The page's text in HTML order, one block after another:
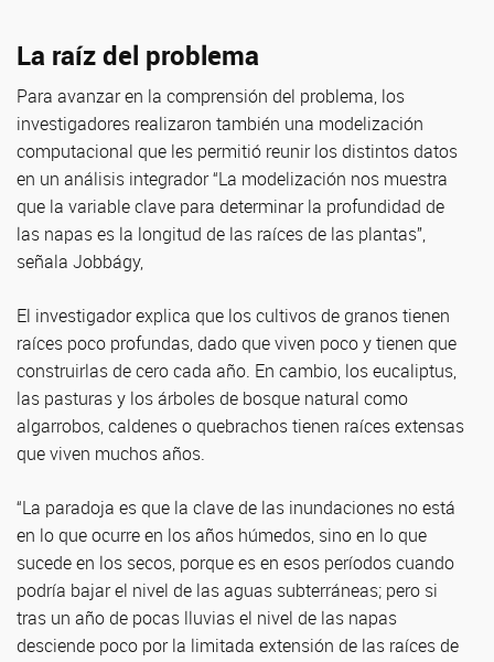
La raíz del problema
Para avanzar en la comprensión del problema, los
investigadores realizaron también una modelización
computacional que les permitió reunir los distintos datos
en un análisis integrador “La modelización nos muestra
que la variable clave para determinar la profundidad de
las napas es la longitud de las raíces de las plantas”,
señala Jobbágy,
El investigador explica que los cultivos de granos tienen
raíces poco profundas, dado que viven poco y tienen que
construirlas de cero cada año. En cambio, los eucaliptus,
las pasturas y los árboles de bosque natural como
algarrobos, caldenes o quebrachos tienen raíces extensas
que viven muchos años.
“La paradoja es que la clave de las inundaciones no está
en lo que ocurre en los años húmedos, sino en lo que
sucede en los secos, porque es en esos períodos cuando
podría bajar el nivel de las aguas subterráneas; pero si
tras un año de pocas lluvias el nivel de las napas
desciende poco por la limitada extensión de las raíces de